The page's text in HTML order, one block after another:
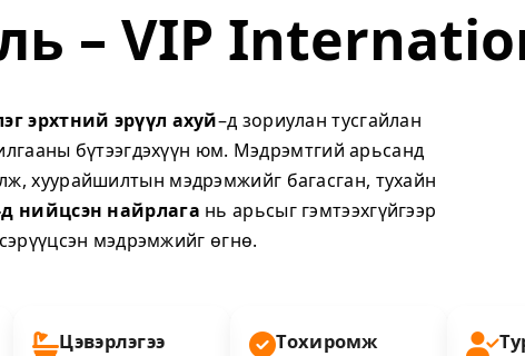
– VIP
эрхтний эрүүл ахуй–д зориулан тусгайлан
бүтээгдэхүүн юм. Мэдрэмтгий арьсанд
хуурайшилтын мэдрэмжийг багасган, тухайн
д нийцсэн найрлага нь арьсыг гэмтээхгүйгээр
мэдрэмжийг өгнө.
Цэвэрлэгээ Тохиромж